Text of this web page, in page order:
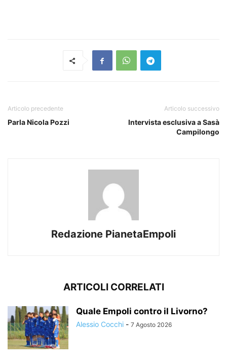
Articolo precedente
Parla Nicola Pozzi
Articolo successivo
Intervista esclusiva a Sasà
Campilongo
Redazione PianetaEmpoli
ARTICOLI CORRELATI
Quale Empoli contro il Livorno?
Alessio Cocchi - 7 Agosto 2026